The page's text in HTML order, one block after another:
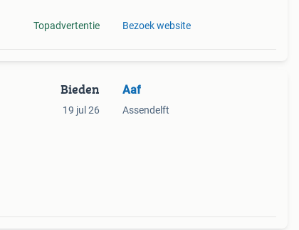
Topadvertentie Bezoek website
Bieden
19 jul 26
Aaf
Assendelft